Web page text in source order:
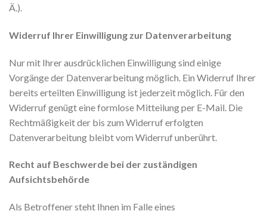
Ä.).
Widerruf Ihrer Einwilligung zur Datenverarbeitung
Nur mit Ihrer ausdrücklichen Einwilligung sind einige
Vorgänge der Datenverarbeitung möglich. Ein Widerruf Ihrer
bereits erteilten Einwilligung ist jederzeit möglich. Für den
Widerruf genügt eine formlose Mitteilung per E-Mail. Die
Rechtmäßigkeit der bis zum Widerruf erfolgten
Datenverarbeitung bleibt vom Widerruf unberührt.
Recht auf Beschwerde bei der zuständigen
Aufsichtsbehörde
Als Betroffener steht Ihnen im Falle eines